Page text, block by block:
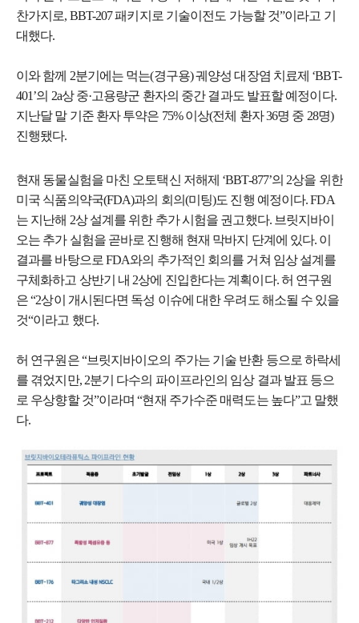
찬가지로, BBT-207 패키지로 기술이전도 가능할 것”이라고 기
대했다.
이와 함께 2분기에는 먹는(경구용) 궤양성 대장염 치료제 ‘BBT-
401’의 2a상 중·고용량군 환자의 중간 결과도 발표할 예정이다.
지난달 말 기준 환자 투약은 75% 이상(전체 환자 36명 중 28명)
진행됐다.
현재 동물실험을 마친 오토택신 저해제 ‘BBT-877’의 2상을 위한
미국 식품의약국(FDA)과의 회의(미팅)도 진행 예정이다. FDA
는 지난해 2상 설계를 위한 추가 시험을 권고했다. 브릿지바이
오는 추가 실험을 곧바로 진행해 현재 막바지 단계에 있다. 이
결과를 바탕으로 FDA와의 추가적인 회의를 거쳐 임상 설계를
구체화하고 상반기 내 2상에 진입한다는 계획이다. 허 연구원
은 “2상이 개시된다면 독성 이슈에 대한 우려도 해소될 수 있을
것“이라고 했다.
허 연구원은 “브릿지바이오의 주가는 기술 반환 등으로 하락세
를 겪었지만, 2분기 다수의 파이프라인의 임상 결과 발표 등으
로 우상향할 것”이라며 “현재 주가수준 매력도는 높다”고 말했
다.